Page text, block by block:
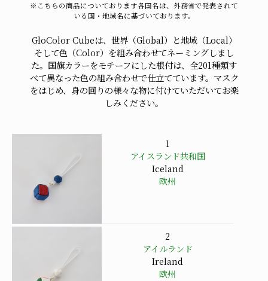
※こちらの商品についております各国名は、外務省で発表されて
いる国・地域名に基づいております。
GloColor Cubeは、世界（Global）と地域（Local）
そして色（Color）を組み合わせてネーミングしまし
た。国旗カラーをモチーフにした根付は、全201種類す
べて異なった色の組み合わせで仕立てています。マスク
をはじめ、身の回りの様々な物に付けていただいてお楽
しみください。
1
アイスランド共和国
Iceland
欧州
2
アイルランド
Ireland
欧州